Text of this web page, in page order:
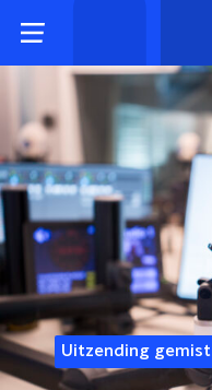
Uitzending gemist